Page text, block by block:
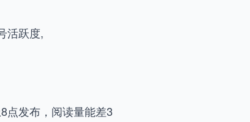
活跃度,
点发布，阅读量能差3